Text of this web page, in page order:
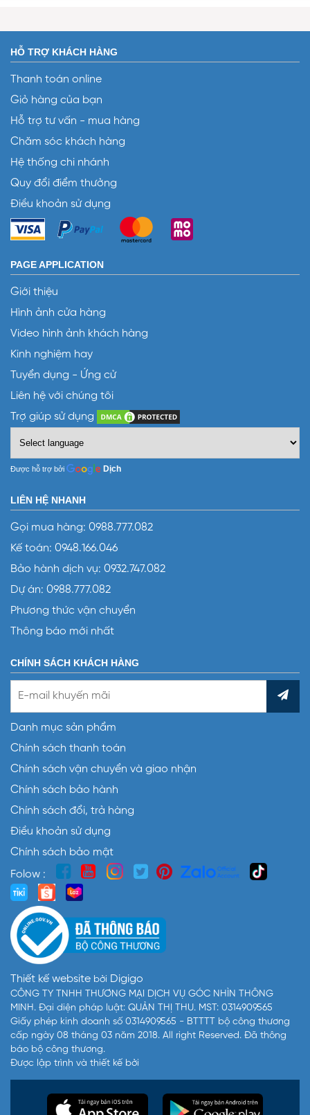
HỖ TRỢ KHÁCH HÀNG
Thanh toán online
Giỏ hàng của bạn
Hỗ trợ tư vấn - mua hàng
Chăm sóc khách hàng
Hệ thống chi nhánh
Quy đổi điểm thưởng
Điều khoản sử dụng
PAGE APPLICATION
Giới thiệu
Hình ảnh cửa hàng
Video hình ảnh khách hàng
Kinh nghiệm hay
Tuyển dụng - Ứng cử
Liên hệ với chúng tôi
Trợ giúp sử dụng
Được hỗ trợ bởi Dịch
LIÊN HỆ NHANH
Gọi mua hàng: 0988.777.082
Kế toán: 0948.166.046
Bảo hành dịch vụ: 0932.747.082
Dự án: 0988.777.082
Phương thức vận chuyển
Thông báo mới nhất
CHÍNH SÁCH KHÁCH HÀNG
Danh mục sản phẩm
Chính sách thanh toán
Chính sách vận chuyển và giao nhận
Chính sách bảo hành
Chính sách đổi, trả hàng
Điều khoản sử dụng
Chính sách bảo mật
Folow :
Thiết kế website bởi Digigo
CÔNG TY TNHH THƯƠNG MẠI DỊCH VỤ GÓC NHÌN THÔNG
MINH. Đại diện pháp luật: QUẢN THỊ THU. MST: 0314909565
Giấy phép kinh doanh số 0314909565 - BTTTT bộ công thương
cấp ngày 08 tháng 03 năm 2018. All right Reserved. Đã thông
báo bộ công thương.
Được lập trình và thiết kế bởi